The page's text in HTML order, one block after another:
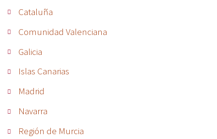
Cataluña
Comunidad Valenciana
Galicia
Islas Canarias
Madrid
Navarra
Región de Murcia